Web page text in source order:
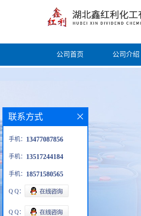
公司首页 公司介绍
联系方式
手机： 13477087856
手机： 13517244184
手机： 18571580565
Q Q：
Q Q：